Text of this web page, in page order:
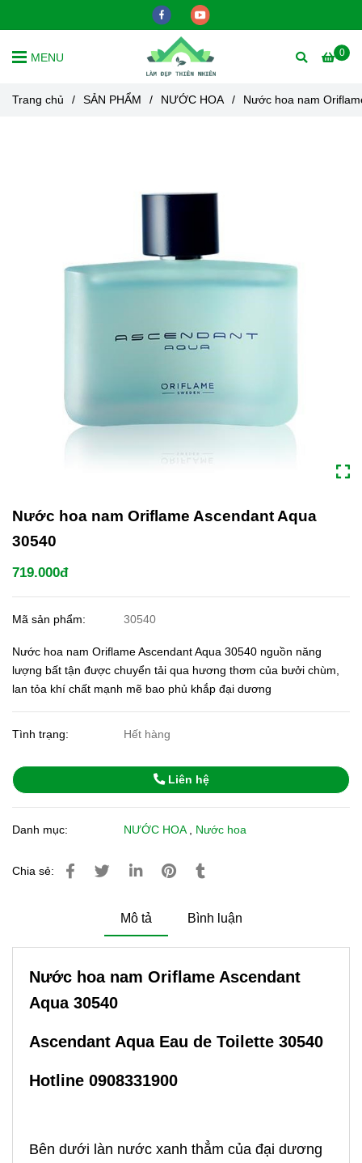
0
MENU
Trang chủ / SẢN PHẨM / NƯỚC HOA / Nước hoa nam
Nước hoa nam Oriflame Ascendant Aqua
30540
719.000đ
Mã sản phẩm: 30540
Nước hoa nam Oriflame Ascendant Aqua 30540 nguồn năng
lượng bất tận được chuyển tải qua hương thơm của bưởi chùm,
lan tỏa khí chất mạnh mẽ bao phủ khắp đại dương
Tình trạng: Hết hàng
Liên hệ
Danh mục: NƯỚC HOA Nước hoa
Chia sẻ:
Mô tả Bình luận
Nước hoa nam Oriflame Ascendant
Aqua 30540
Ascendant Aqua Eau de Toilette 30540
Hotline 0908331900
Bên dưới làn nước xanh thẳm của đại dương